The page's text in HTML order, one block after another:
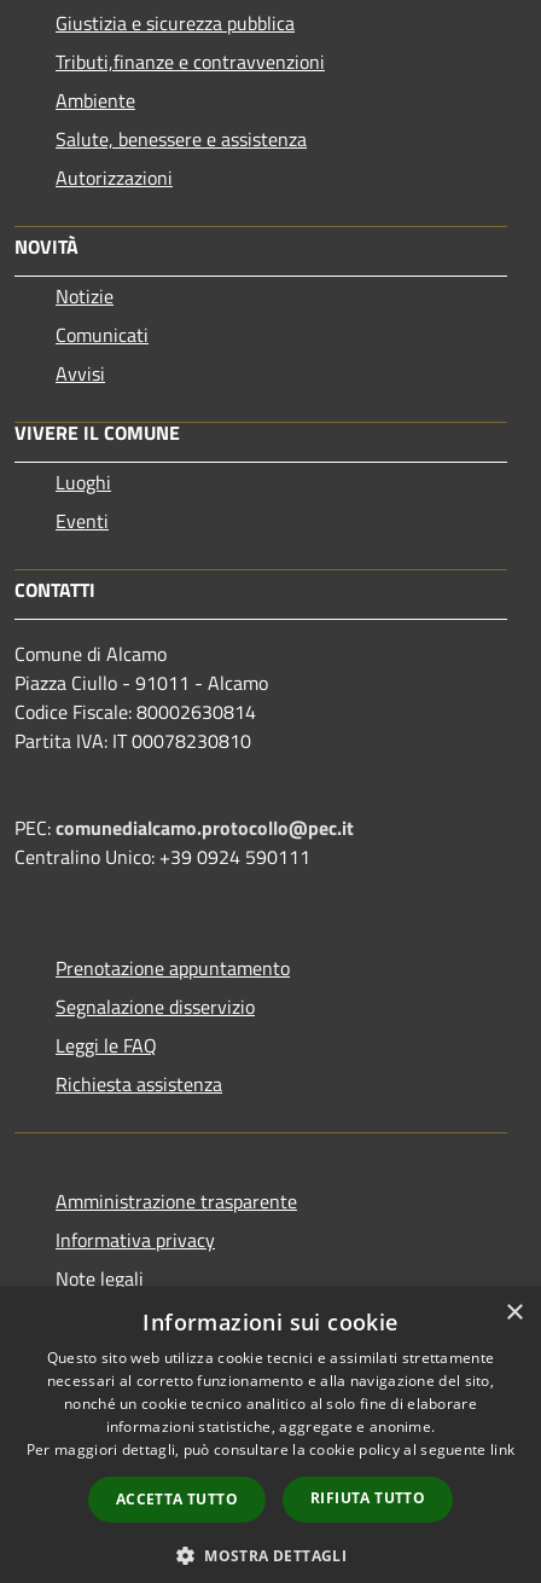
Giustizia e sicurezza pubblica
Tributi,finanze e contravvenzioni
Ambiente
Salute, benessere e assistenza
Autorizzazioni
NOVITÀ
Notizie
Comunicati
Avvisi
VIVERE IL COMUNE
Luoghi
Eventi
CONTATTI
Comune di Alcamo
Piazza Ciullo - 91011 - Alcamo
Codice Fiscale: 80002630814
Partita IVA: IT 00078230810
PEC:comunedialcamo.protocollo@pec.it
Centralino Unico: +39 0924 590111
Prenotazione appuntamento
Segnalazione disservizio
Leggi le FAQ
Richiesta assistenza
Amministrazione trasparente
Informativa privacy
Note legali
Dichiarazione di accessibilità
RSS
Accessibilità
Copyright © 2026 • Comune di
Alcamo • Powered by
Municipium•
Accesso
redazione
×
Informazioni sui cookie
Questo sito web utilizza cookie tecnici e assimilati strettamente
necessari al corretto funzionamento e alla navigazione del sito,
nonché un cookie tecnico analitico al solo fine di elaborare
informazioni statistiche, aggregate e anonime.
Per maggiori dettagli, può consultare la cookie policy al seguente link
ACCETTA TUTTO RIFIUTA TUTTO
MOSTRA DETTAGLI